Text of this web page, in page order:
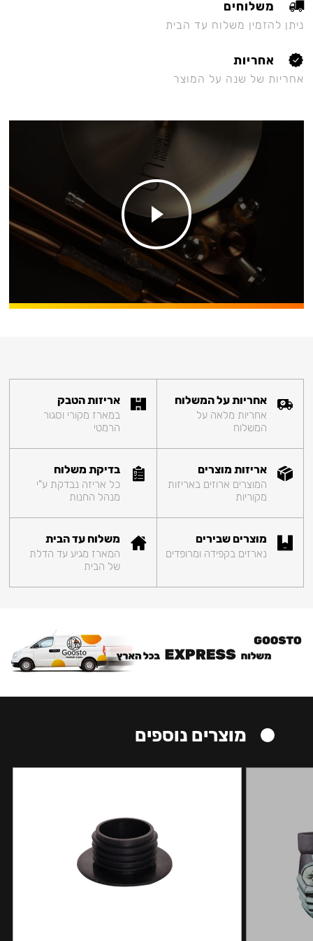
משלוחים
ניתן להזמין משלוח עד הבית
אחריות
אחריות של שנה על המוצר
אחריות על המשלוח
אחריות מלאה על
המשלוח
אריזות הטבק
במארז מקורי וסגור
הרמטי
אריזות מוצרים
המוצרים ארוזים באריזות
מקוריות
בדיקת משלוח
כל אריזה נבדקת ע"י
מנהל החנות
מוצרים שבירים
נארזים בקפידה ומרופדים
משלוח עד הבית
המארז מגיע עד הדלת
של הבית
מוצרים נוספים